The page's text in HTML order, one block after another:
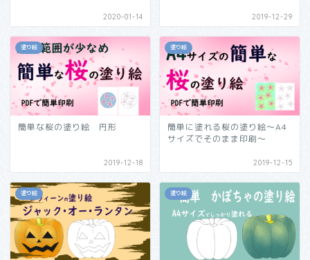
2020-01-14 2019-12-29
塗り絵
簡単な桜の塗り絵 円形
2019-12-18
塗り絵
簡単に塗れる桜の塗り絵～A4
サイズでそのまま印刷～
2019-12-15
塗り絵 塗り絵